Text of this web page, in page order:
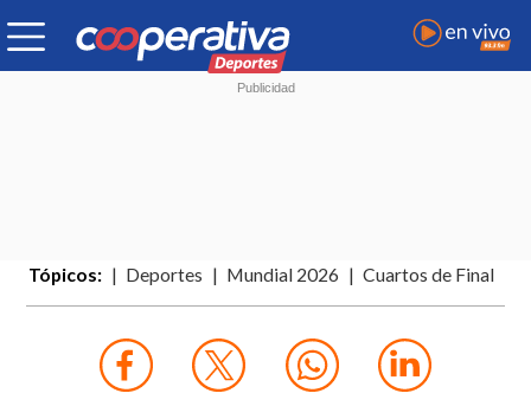
Tópicos: Deportes Mundial 2026 Cuartos de Final